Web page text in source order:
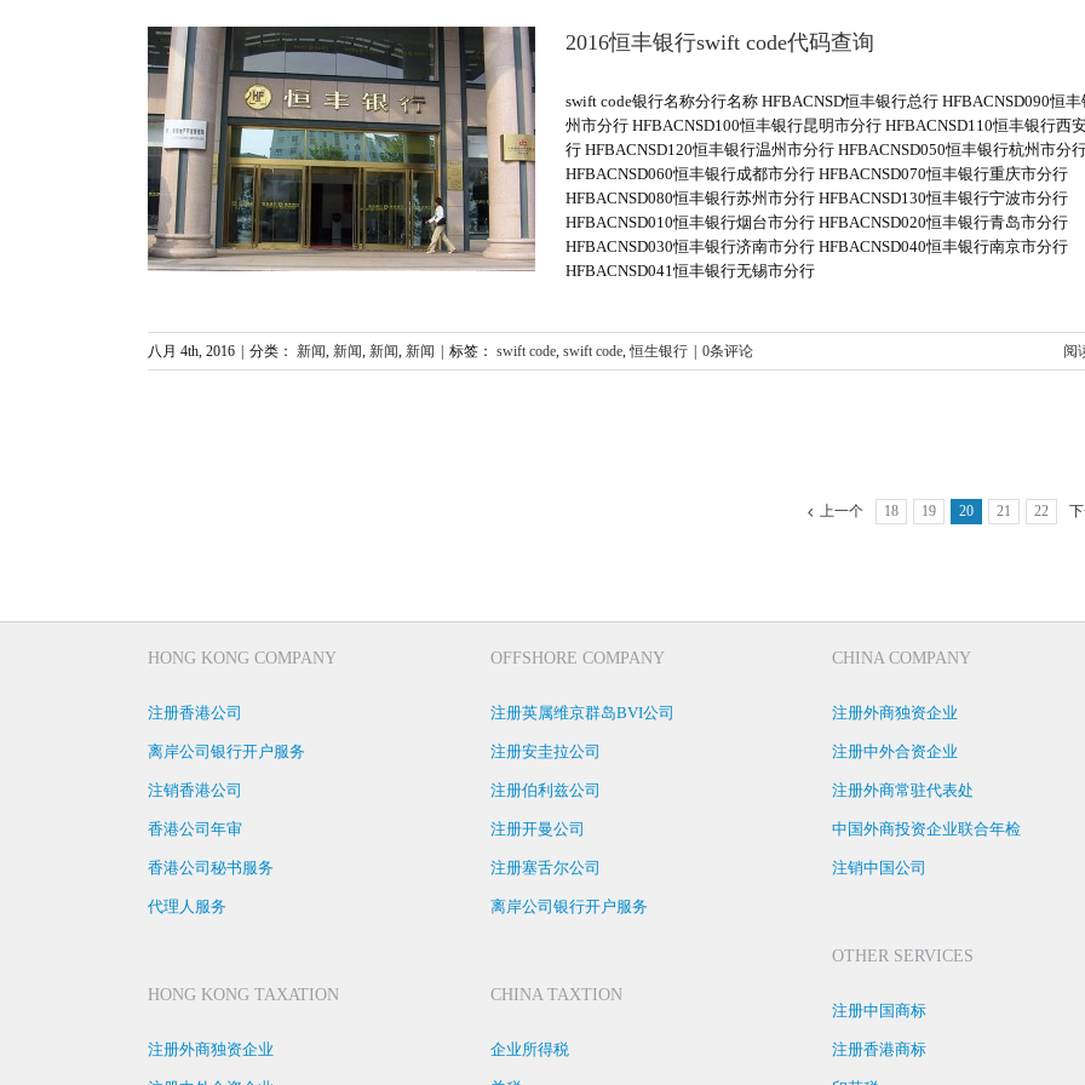
2016恒丰银行swift code代码查询
swift code银行名称分行名称 HFBACNSD恒丰银行总行 HFBACNSD090恒
州市分行 HFBACNSD100恒丰银行昆明市分行 HFBACNSD110恒丰银行西
行 HFBACNSD120恒丰银行温州市分行 HFBACNSD050恒丰银行杭州市分
HFBACNSD060恒丰银行成都市分行 HFBACNSD070恒丰银行重庆市分行
HFBACNSD080恒丰银行苏州市分行 HFBACNSD130恒丰银行宁波市分行
HFBACNSD010恒丰银行烟台市分行 HFBACNSD020恒丰银行青岛市分行
HFBACNSD030恒丰银行济南市分行 HFBACNSD040恒丰银行南京市分行
HFBACNSD041恒丰银行无锡市分行
八月 4th, 2016 分类： 新闻, 新闻, 新闻, 新闻 标签： swift code, swift code,恒生银行 0条评论 阅
上一个 18 19 20 21 22
HONG KONG COMPANY
注册香港公司
离岸公司银行开户服务
注销香港公司
香港公司年审
香港公司秘书服务
代理人服务
HONG KONG TAXATION
注册外商独资企业
OFFSHORE COMPANY
注册英属维京群岛BVI公司
注册安圭拉公司
注册伯利兹公司
注册开曼公司
注册塞舌尔公司
离岸公司银行开户服务
CHINA TAXTION
企业所得税
CHINA COMPANY
注册外商独资企业
注册中外合资企业
注册外商常驻代表处
中国外商投资企业联合年检
注销中国公司
OTHER SERVICES
注册中国商标
注册香港商标